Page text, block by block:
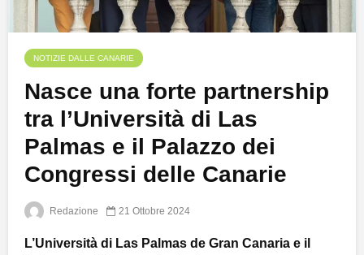
NOTIZIE DALLE CANARIE
Nasce una forte partnership
tra l’Università di Las
Palmas e il Palazzo dei
Congressi delle Canarie
Redazione 21 Ottobre 2024
L’Università di Las Palmas de Gran Canaria e il